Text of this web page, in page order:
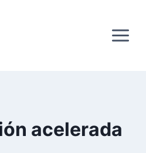
acelerada